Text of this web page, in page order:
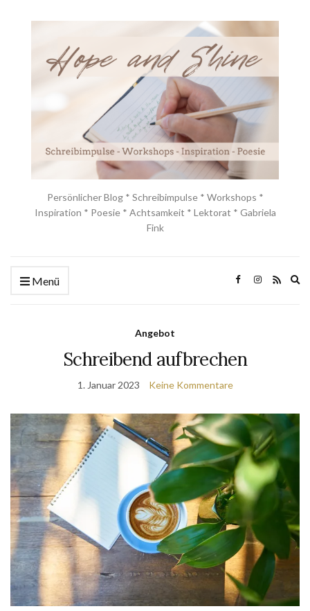
Persönlicher Blog * Schreibimpulse * Workshops *
Inspiration * Poesie * Achtsamkeit * Lektorat * Gabriela
Fink
Menü
Angebot
Schreibend aufbrechen
1. Januar 2023 Keine Kommentare